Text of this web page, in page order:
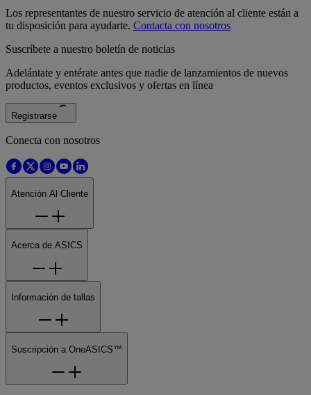
Los representantes de nuestro servicio de atención al cliente están a
tu disposición para ayudarte. Contacta con nosotros
Suscríbete a nuestro boletín de noticias
Adelántate y entérate antes que nadie de lanzamientos de nuevos
productos, eventos exclusivos y ofertas en línea
Registrarse
Conecta con nosotros
Atención Al Cliente
Acerca de ASICS
Información de tallas
Suscripción a OneASICS™